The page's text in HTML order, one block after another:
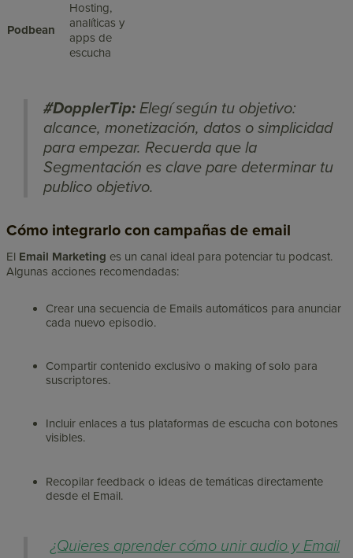
Podbean
Hosting,
analíticas y
apps de
escucha
#DopplerTip: Elegí según tu objetivo:
alcance, monetización, datos o simplicidad
para empezar. Recuerda que la
Segmentación es clave pare determinar tu
publico objetivo.
Cómo integrarlo con campañas de email
El Email Marketing es un canal ideal para potenciar tu podcast.
Algunas acciones recomendadas:
Crear una secuencia de Emails automáticos para anunciar
cada nuevo episodio.
Compartir contenido exclusivo o making of solo para
suscriptores.
Incluir enlaces a tus plataformas de escucha con botones
visibles.
Recopilar feedback o ideas de temáticas directamente
desde el Email.
¿Quieres aprender cómo unir audio y Email